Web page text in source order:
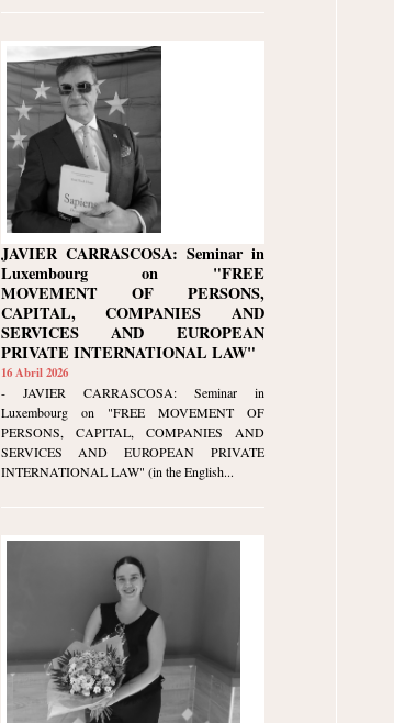
JAVIER CARRASCOSA: Seminar in
Luxembourg on "FREE
MOVEMENT OF PERSONS,
CAPITAL, COMPANIES AND
SERVICES AND EUROPEAN
PRIVATE INTERNATIONAL LAW"
16 Abril 2026
- JAVIER CARRASCOSA: Seminar in
Luxembourg on "FREE MOVEMENT OF
PERSONS, CAPITAL, COMPANIES AND
SERVICES AND EUROPEAN PRIVATE
INTERNATIONAL LAW" (in the English...